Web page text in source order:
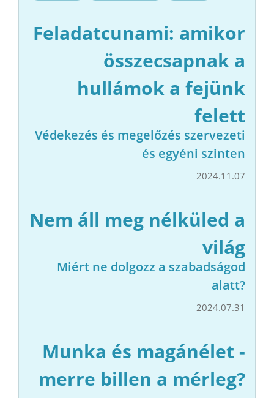
Feladatcunami: amikor
összecsapnak a
hullámok a fejünk
felett
Védekezés és megelőzés szervezeti
és egyéni szinten
2024.11.07
Nem áll meg nélküled a
világ
Miért ne dolgozz a szabadságod
alatt?
2024.07.31
Munka és magánélet -
merre billen a mérleg?